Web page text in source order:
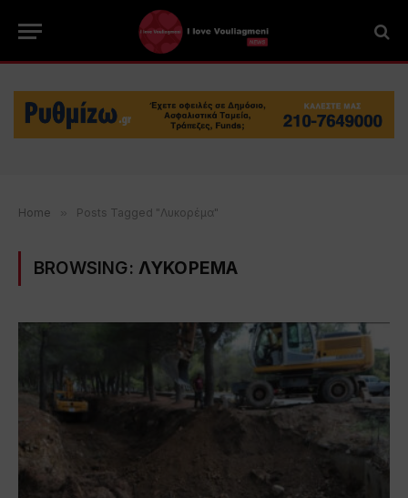
Home » Posts Tagged "Λυκορέμα"
BROWSING: ΛΥΚΟΡΕΜΑ